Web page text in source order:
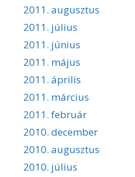
2011. augusztus
2011. július
2011. június
2011. május
2011. április
2011. március
2011. február
2010. december
2010. augusztus
2010. július